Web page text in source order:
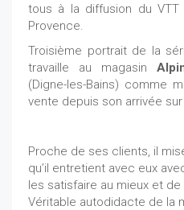
tous à la diffusion du
Provence.
Troisième portrait de la
travaille au magasin
(Digne-les-Bains) comme
vente depuis son arrivée
Proche de ses clients, il
qu’il entretient avec eux
les satisfaire au mieux et de
Véritable autodidacte de la